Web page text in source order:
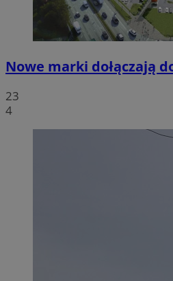
Nowe marki dołączają
23
4